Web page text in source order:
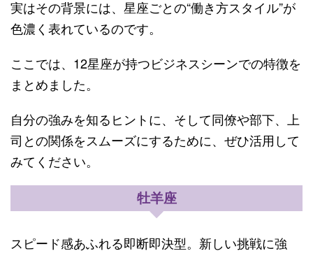
実はその背景には、星座ごとの“働き方スタイル”が
色濃く表れているのです。
ここでは、12星座が持つビジネスシーンでの特徴を
まとめました。
自分の強みを知るヒントに、そして同僚や部下、上
司との関係をスムーズにするために、ぜひ活用して
みてください。
牡羊座
スピード感あふれる即断即決型。新しい挑戦に強